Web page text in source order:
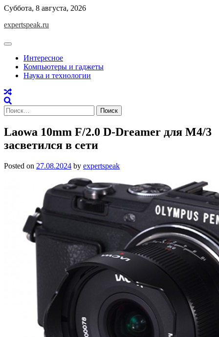
Skip
content
Суббота, 8 августа, 2026
expertspeak.ru
Интересное
Компьютеры и гаджеты
Наука и технологии
Найти:
Laowa 10mm F/2.0 D-Dreamer для M4/3
засветился в сети
Posted on 27.08.2024 by expertspeak